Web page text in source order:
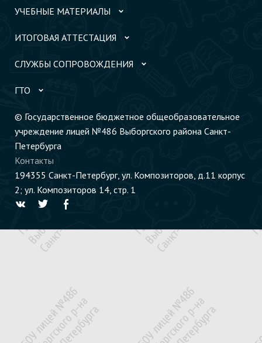
УЧЕБНЫЕ МАТЕРИАЛЫ
ИТОГОВАЯ АТТЕСТАЦИЯ
СЛУЖБЫ СОПРОВОЖДЕНИЯ
ГТО
© Государственное бюджетное общеобразовательное
учреждение лицей №486 Выборгского района Санкт-
Петербурга
Контакты
194355 Cанкт-Петербург, ул. Композиторов, д.11 корпус
2; ул. Композиторов 14, стр. 1